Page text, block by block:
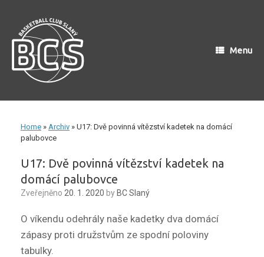
content
Menu
Home » Archiv » U17: Dvě povinná vítězství kadetek na domácí
palubovce
U17: Dvě povinná vítězství kadetek na
domácí palubovce
Zveřejněno 20. 1. 2020 by BC Slaný
O víkendu odehrály naše kadetky dva domácí
zápasy proti družstvům ze spodní poloviny
tabulky.